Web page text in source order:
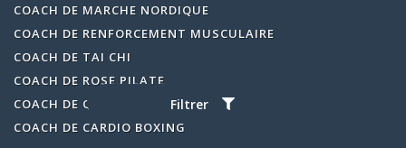
Filtrer
COACH DE MARCHE NORDIQUE
COACH DE RENFORCEMENT MUSCULAIRE
COACH DE TAI CHI
COACH DE ROSE PILATE
COACH DE QI GONG
COACH DE CARDIO BOXING